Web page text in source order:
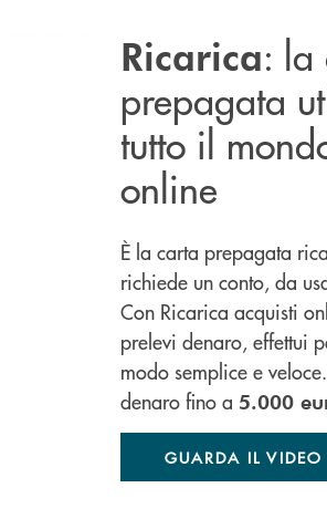
Ricarica: la
prepagata
tutto il
online
È la carta prepagata
richiede un conto, da
Con Ricarica acquisti
prelevi denaro, effettui
modo semplice e
denaro fino a 5.000
GUARDA IL VIDEO